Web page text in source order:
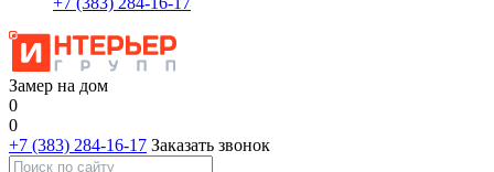
Замер на дом
0
0
+7 (383) 284-16-17 Заказать звонок